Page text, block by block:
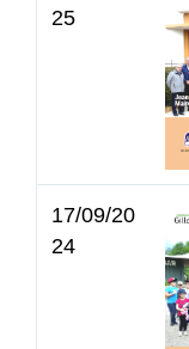
25
17/09/20
24